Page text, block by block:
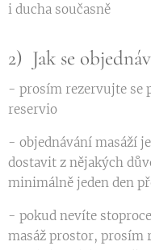
i ducha současně
2) Jak se
- prosím rezervujte se
reservio
- objednávání masáží
dostavit z nějakých
minimálně jeden den
- pokud nevíte
masáž prostor, prosím